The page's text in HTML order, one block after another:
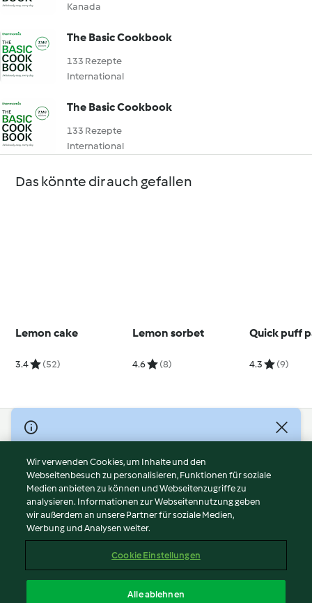
Kanada
The Basic Cookbook
133 Rezepte
International
The Basic Cookbook
133 Rezepte
International
Das könnte dir auch gefallen
Lemon cake
3.4 (52)
Lemon sorbet
4.6 (8)
Quick puff
4.3 (9)
© Copyright 2026
Nutzungsbedingungen
Datenschutzrichtlinien
Disclaimer
Impressum
Cookies
Abo kündigen
Wir verwenden Cookies, um Inhalte und den
Webseitenbesuch zu personalisieren, Funktionen für soziale
Medien anbieten zu können und Webseitenzugriffe zu
analysieren. Informationen zur Webseitennutzung geben
wir außerdem an unsere Partner für soziale Medien,
Werbung und Analysen weiter.
Cookie Einstellungen
Alle ablehnen